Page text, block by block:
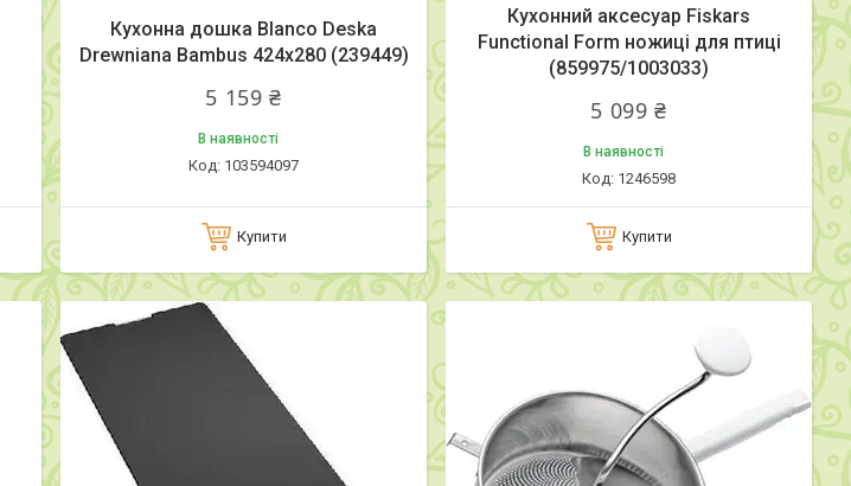
Кухонна дошка Blanco Deska
Drewniana Bambus 424x280 (239449)
5 159 ₴
В наявності
103594097
Купити
Кухонний аксесуар Fiskars
Functional Form ножиці для птиці
(859975/1003033)
5 099 ₴
В наявності
1246598
Купити